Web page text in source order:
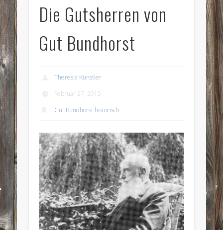
Die Gutsherren von
Gut Bundhorst
Theresia Künstler
Februar 27, 2015
Gut Bundhorst historisch